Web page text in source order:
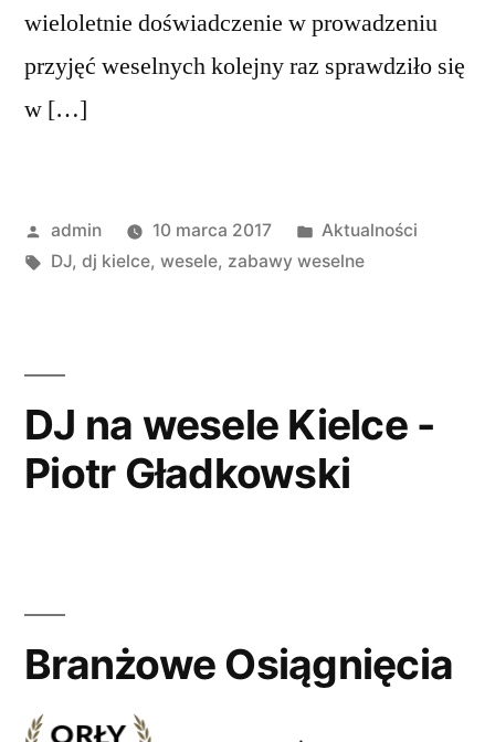
wieloletnie doświadczenie w prowadzeniu
przyjęć weselnych kolejny raz sprawdziło się
w […]
Opublikowany
przez
admin 10 marca 2017
Opublikowano
w
Aktualności
Tagi:
DJ, dj kielce, wesele, zabawy weselne
DJ na wesele Kielce -
Piotr Gładkowski
Branżowe Osiągnięcia